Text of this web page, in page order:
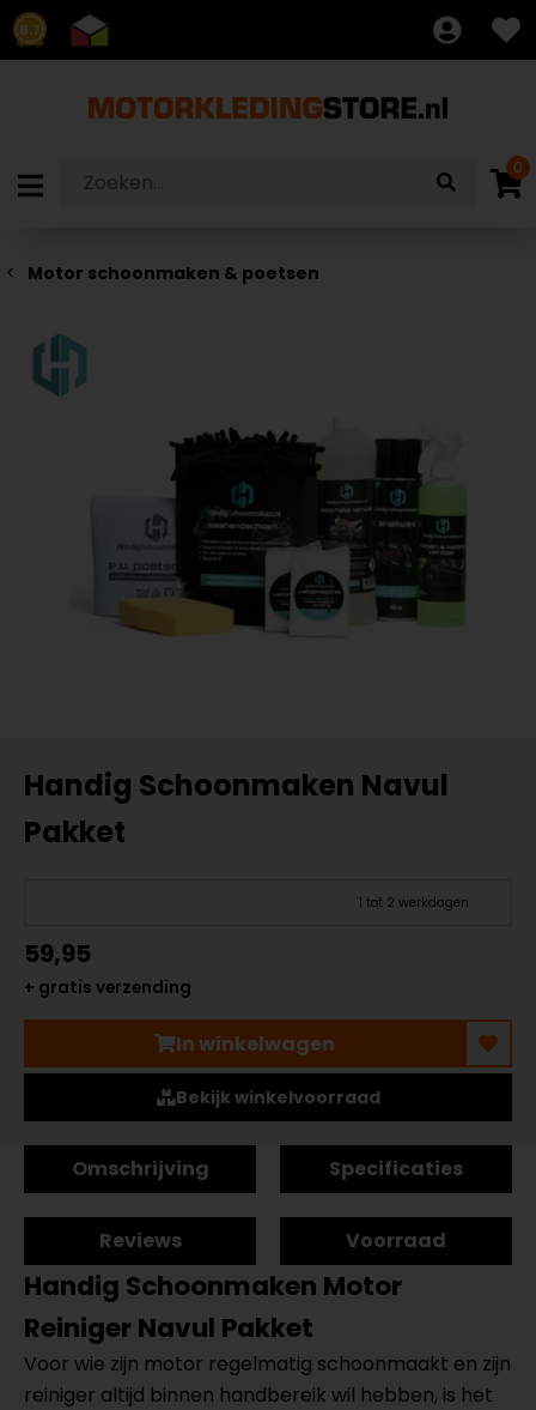
8.7
0
Motor schoonmaken & poetsen
Handig Schoonmaken Navul
Pakket
1 tot 2 werkdagen
59,95
+ gratis verzending
In winkelwagen
Bekijk winkelvoorraad
Omschrijving Specificaties
Reviews Voorraad
Handig Schoonmaken Motor
Reiniger Navul Pakket
Voor wie zijn motor regelmatig schoonmaakt en zijn
reiniger altijd binnen handbereik wil hebben, is het